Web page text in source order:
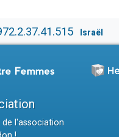
Israël
l'association